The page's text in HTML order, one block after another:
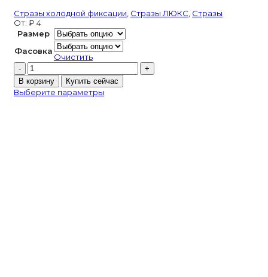
Стразы холодной фиксации Стразы ЛЮКС Стразы
От: ₽ 4
Размер
Фасовка
Очистить
Количество
товара
Стеклянные
стразы
В корзину Купить сейчас
Выберите параметры